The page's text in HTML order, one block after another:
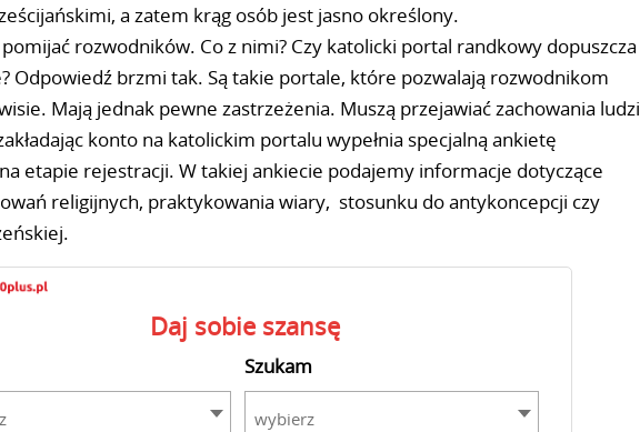
a zatem krąg osób jest jasno określony.
rozwodników. Co z nimi? Czy katolicki portal randkowy dopuszcza
Odpowiedź brzmi tak. Są takie portale, które pozwalają rozwodnikom
Mają jednak pewne zastrzeżenia. Muszą przejawiać zachowania ludzi
konto na katolickim portalu wypełnia specjalną ankietę
etapie rejestracji. W takiej ankiecie podajemy informacje dotyczące
religijnych, praktykowania wiary, stosunku do antykoncepcji czy
Daj sobie szansę
Szukam
wybierz